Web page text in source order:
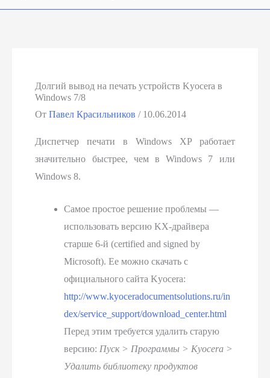
Долгий вывод на печать устройств Kyocera в
Windows 7/8
ОтПавел Красильников/ 10.06.2014
Диспетчер печати в Windows XP работает
значительно быстрее, чем в Windows 7 или
Windows 8.
Самое простое решение проблемы —
использовать версию KX-драйвера
старше 6-й (certified and signed by
Microsoft). Ее можно скачать с
официального сайта Kyocera:
http://www.kyoceradocumentsolutions.ru/in
dex/service_support/download_center.html
Перед этим требуется удалить старую
версию: Пуск > Программы > Kyocera >
Удалить библиотеку продуктов